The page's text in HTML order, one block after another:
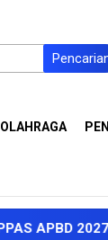
OLAHRAGA
2027,